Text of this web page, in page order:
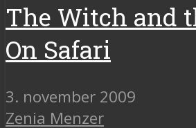
The Witch and
On Safari
3. november 2009
Zenia Menzer